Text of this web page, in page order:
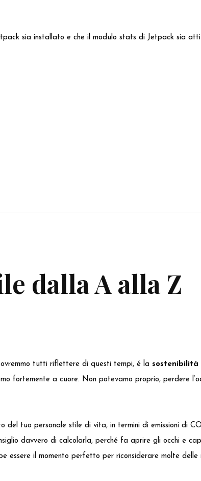
sia installato e che il modulo stats di Jetpack sia
dalla A alla Z
tutti riflettere di questi tempi, é la sostenibilità
fortemente a cuore. Non potevamo proprio, perdere
del tuo personale stile di vita, in termini di emissioni di
davvero di calcolarla, perché fa aprire gli occhi e
il momento perfetto per riconsiderare molte delle